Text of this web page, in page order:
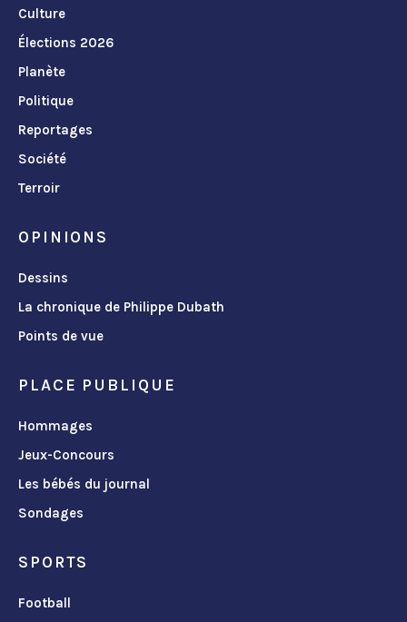
Culture
Élections 2026
Planète
Politique
Reportages
Société
Terroir
OPINIONS
Dessins
La chronique de Philippe Dubath
Points de vue
PLACE PUBLIQUE
Hommages
Jeux-Concours
Les bébés du journal
Sondages
SPORTS
Football